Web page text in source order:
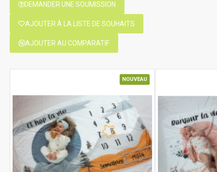
DEMANDER UNE SOUMISSION
AJOUTER À LA LISTE DE SOUHAITS
AJOUTER AU COMPARATIF
NOUVEAU